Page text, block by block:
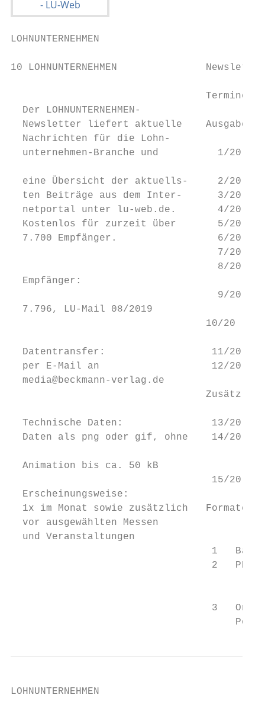
LOHNUNTERNEHMEN
10 LOHNUNTERNEHMEN
                                 Termine
  Der LOHNUNTERNEHMEN-
Newsletter liefert aktuelle    Ausgabe
Nachrichten für die Lohn-
unternehmen-Branche und          1/20
eine Übersicht der aktuells-     2/20
ten Beiträge aus dem Inter-      3/20
netportal unter lu-web.de.       4/20
Kostenlos für zurzeit über       5/20
7.700 Empfänger.                 6/20
7/20
8/20
  Empfänger:
9/20
  7.796, LU-Mail 08/2019
10/20
Datentransfer:                  11/20
per E-Mail an                   12/20
media@beckmann-verlag.de
Technische Daten:               13/20
Daten als png oder gif, ohne    14/20
  Animation bis ca. 50 kB
15/20
  Erscheinungsweise:
1x im Monat sowie zusätzlich   Formate
  vor ausgewählten Messen
  und Veranstaltungen
1
2   PR-
3
LOHNUNTERNEHMEN